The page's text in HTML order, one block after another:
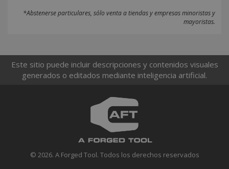
*Abstenerse particulares, sólo venta a tiendas y empresas minoristas y
mayoristas.
Este sitio puede incluir descripciones y contenidos visuales
generados o editados mediante inteligencia artificial.
© 2026. A Forged Tool. Todos los derechos reservados